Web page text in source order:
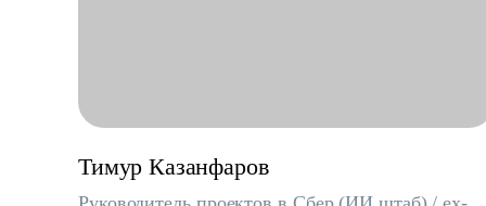
Тимур Казанфаров